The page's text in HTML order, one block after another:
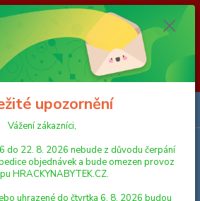
od 8. 8. 2026 do 23. 8. 2026 nebude z
expedice objednávek a bude omezen
Objednávky přijaté, nebo
budou expedovány v pátek 7. 8. 2026.
od pátku 7. 8. 2026 do neděle 23. 8.
od pondělí 24. 8. 2026. Děkujeme za
HRACKYNABYTEK.CZ
Menu
upozornění
Vážení zákazníci,
do 22. 8. 2026 nebude z důvodu čerpání
objednávek a bude omezen provoz
HRACKYNABYTEK.CZ.
uhrazené do čtvrtka 6. 8. 2026 budou